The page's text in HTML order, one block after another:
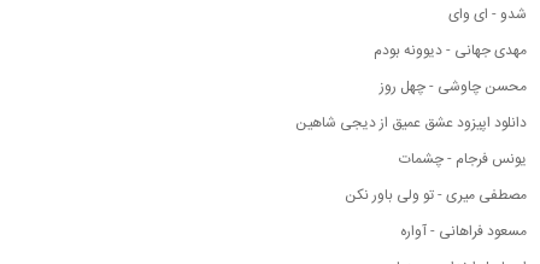
شدو - ای وای
مهدی جهانی - دیوونه بودم
محسن چاوشی - چهل روز
دانلود اپیزود عشق عمیق از دیجی شاهین
یونس فرجام - چشمات
مصطفی میری - تو ولی باور نکن
مسعود فراهانی - آواره